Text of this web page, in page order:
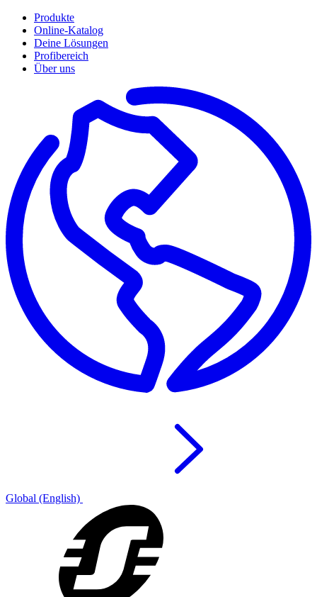
Produkte
Online-Katalog
Deine Lösungen
Profibereich
Über uns
Global (English)